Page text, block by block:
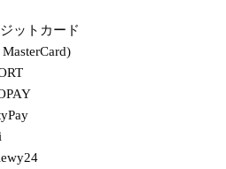
ジットカード